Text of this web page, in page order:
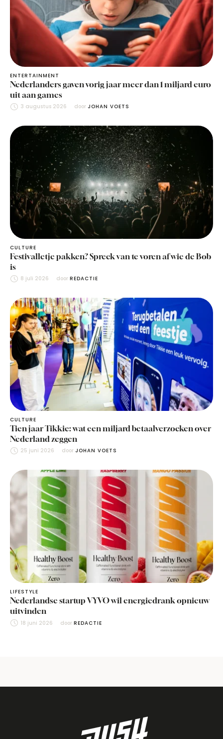
ENTERTAINMENT
Nederlanders gaven vorig jaar meer dan 1 miljard euro
uit aan games
3 augustus 2026 door JOHAN VOETS
CULTURE
Festivalletje pakken? Spreek van te voren af wie de Bob
is
8 juli 2026 door REDACTIE
CULTURE
Tien jaar Tikkie: wat een miljard betaalverzoeken over
Nederland zeggen
25 juni 2026 door JOHAN VOETS
LIFESTYLE
Nederlandse startup VYVO wil energiedrank opnieuw
uitvinden
18 juni 2026 door REDACTIE